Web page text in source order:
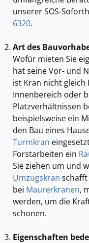
unserer SOS-
6320.
Art des
Wofür mieten Sie
hat seine Vor- und
ist Kran nicht
Innenbereich oder
Platzverhältnissen
beispielsweise ein
den Bau eines
Turmkran
Forstarbeiten ein
Sie ziehen um und
Umzugskran schafft
bei Maurerkranen,
werden, um die
schonen.
Eigenschaften